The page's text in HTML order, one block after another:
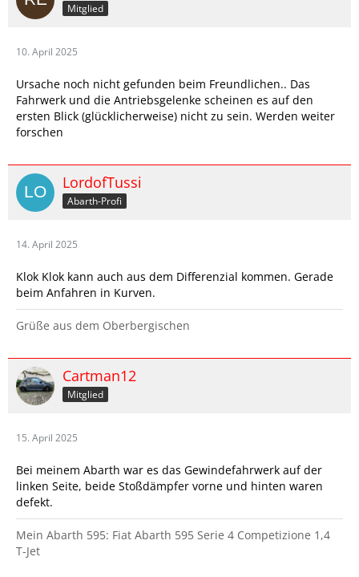
Mitglied
10. April 2025
Ursache noch nicht gefunden beim Freundlichen.. Das
Fahrwerk und die Antriebsgelenke scheinen es auf den
ersten Blick (glücklicherweise) nicht zu sein. Werden weiter
forschen
LordofTussi
Abarth-Profi
14. April 2025
Klok Klok kann auch aus dem Differenzial kommen. Gerade
beim Anfahren in Kurven.
Grüße aus dem Oberbergischen
Cartman12
Mitglied
15. April 2025
Bei meinem Abarth war es das Gewindefahrwerk auf der
linken Seite, beide Stoßdämpfer vorne und hinten waren
defekt.
Mein Abarth 595: Fiat Abarth 595 Serie 4 Competizione 1,4
T-Jet